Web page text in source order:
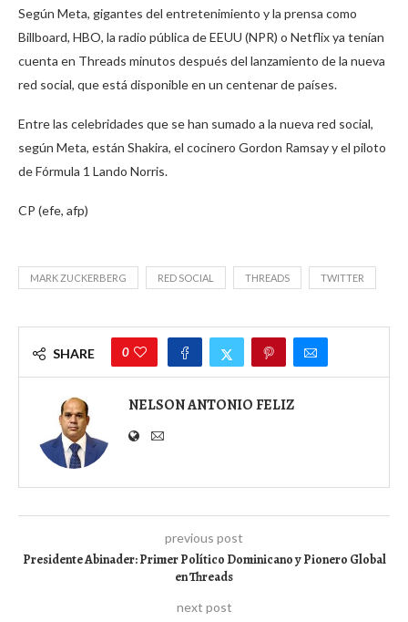
Según Meta, gigantes del entretenimiento y la prensa como
Billboard, HBO, la radio pública de EEUU (NPR) o Netflix ya tenían
cuenta en Threads minutos después del lanzamiento de la nueva
red social, que está disponible en un centenar de países.
Entre las celebridades que se han sumado a la nueva red social,
según Meta, están Shakira, el cocinero Gordon Ramsay y el piloto
de Fórmula 1 Lando Norris.
CP (efe, afp)
MARK ZUCKERBERG RED SOCIAL THREADS TWITTER
SHARE 0
NELSON ANTONIO FELIZ
previous post
Presidente Abinader: Primer Político Dominicano y Pionero Global
en Threads
next post